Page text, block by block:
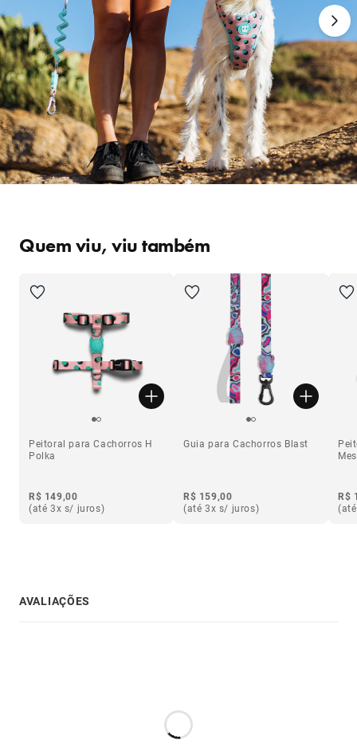
Quem viu, viu também
Peitoral para Cachorros H
Polka
R$ 149,00
(até 3x s/ juros)
Guia para Cachorros Blast
R$ 159,00
(até 3x s/ juros)
R$
AVALIAÇÕES